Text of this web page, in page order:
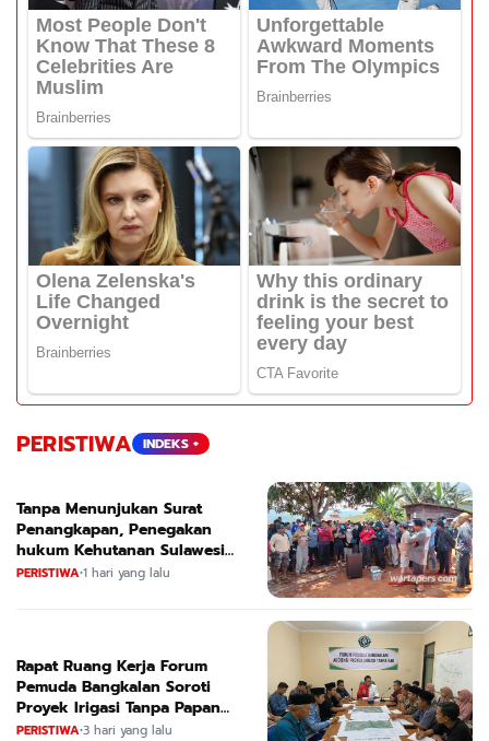
PERISTIWA INDEKS +
Tanpa Menunjukan Surat
Penangkapan, Penegakan
hukum Kehutanan Sulawesi
Selatan Culik Petani Ladah Di
PERISTIWA•1 hari yang lalu
Rapat Ruang Kerja Forum
Pemuda Bangkalan Soroti
Proyek Irigasi Tanpa Papan
Nama
PERISTIWA•3 hari yang lalu